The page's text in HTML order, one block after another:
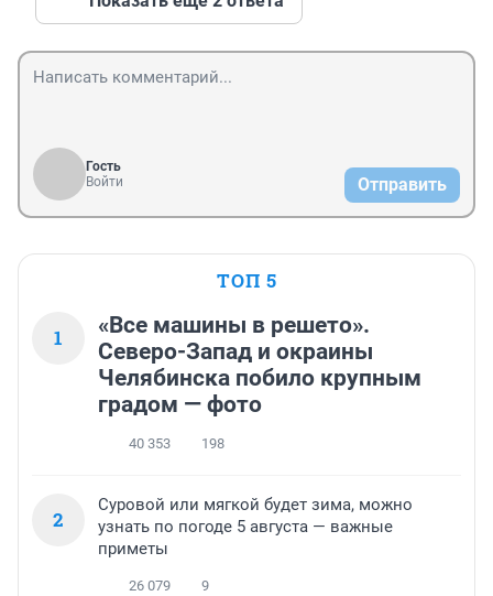
Гость
Войти
Отправить
ТОП 5
1
«Все машины в решето».
Северо-Запад и окраины
Челябинска побило крупным
градом — фото
40 353 198
2
Суровой или мягкой будет зима, можно
узнать по погоде 5 августа — важные
приметы
26 079 9